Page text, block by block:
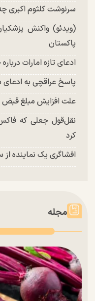
سرنوشت کلثوم اکبری
(ویدئو) واکنش
پاکستان
ادعای تازه امارات
پاسخ عراقچی به ادعای سهم ۱۱ درصدی
علت افزایش مبلغ قبض
نقل‌قول جعلی که
کرد
افشاگری یک نماینده از
مجله